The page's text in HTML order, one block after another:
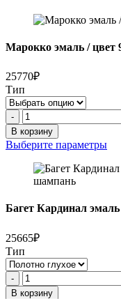
Марокко эмаль / цвет
25770₽
Тип
Количество
товара
Марокко
эмаль
-
В корзину
Выберите параметры
Багет Кардинал
25665₽
Тип
Количество
товара
-
В корзину